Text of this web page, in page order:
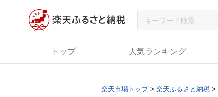
トップ 人気ランキング
楽天市場トップ> 楽天ふるさと納税 >